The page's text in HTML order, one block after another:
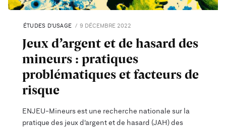
ÉTUDES D'USAGE 9 DÉCEMBRE 2022
Jeux d’argent et de hasard des
mineurs : pratiques
problématiques et facteurs de
risque
ENJEU-Mineurs est une recherche nationale sur la
pratique des jeux d’argent et de hasard (JAH) des